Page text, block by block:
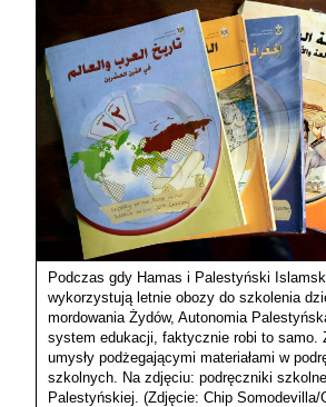
Podczas gdy Hamas i Palestyński
wykorzystują letnie obozy do szkolenia
mordowania Żydów, Autonomia
system edukacji, faktycznie robi to samo.
umysły podżegającymi materiałami w
szkolnych. Na zdjęciu: podręczniki
Palestyńskiej. (Zdjęcie: Chip Somodevilla/